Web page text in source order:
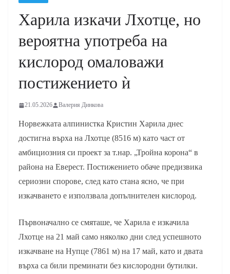
Харила изкачи Лхотце, но
вероятна употреба на
кислород омаловажи
постижението ѝ
21.05.2026 Валерия Динкова
Норвежката алпинистка Кристин Харила днес
достигна върха на Лхотце (8516 м) като част от
амбициозния си проект за т.нар. „Тройна корона“ в
района на Еверест. Постижението обаче предизвика
сериозни спорове, след като стана ясно, че при
изкачването е използвала допълнителен кислород.
Първоначално се смяташе, че Харила е изкачила
Лхотце на 21 май само няколко дни след успешното
изкачване на Нупце (7861 м) на 17 май, като и двата
върха са били преминати без кислородни бутилки.